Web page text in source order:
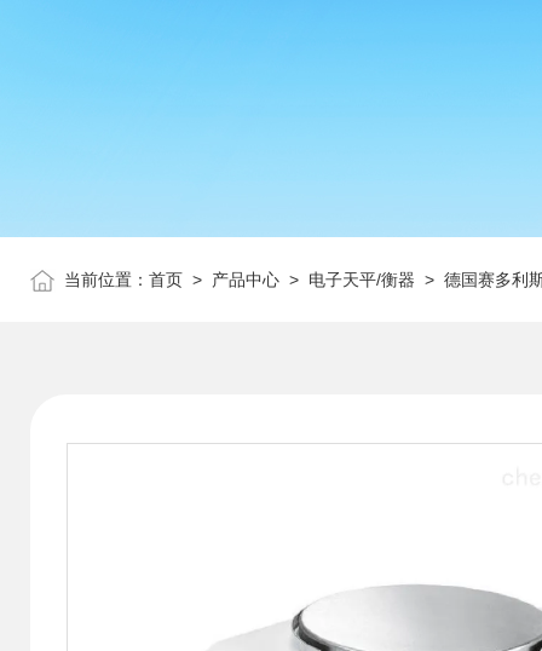
当前位置： 首页 > 产品中心 > 电子天平/衡器 > 德国赛多利